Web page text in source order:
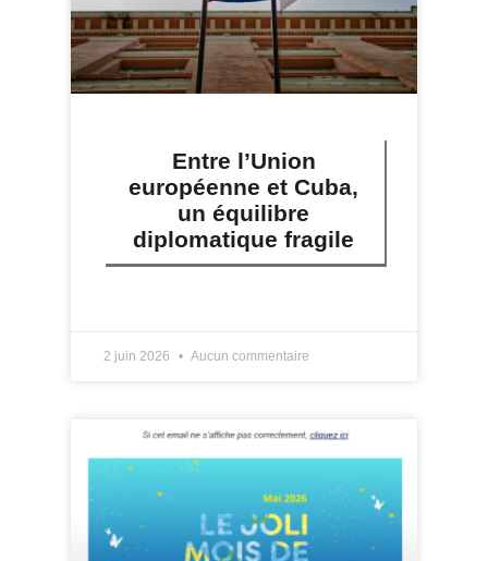
Entre l’Union
européenne et Cuba,
un équilibre
diplomatique fragile
2 juin 2026 Aucun commentaire